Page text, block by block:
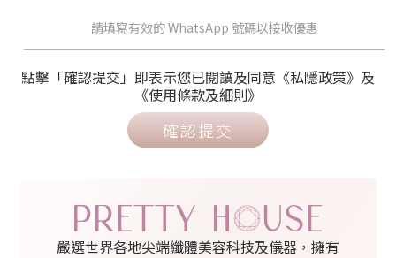
點擊「確認提交」即表示您已閱讀及同意《私隱政策》及
《使用條款及細則》
確認提交
嚴選世界各地尖端纖體美容科技及儀器，擁有